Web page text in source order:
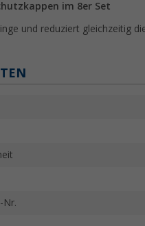
im 8er Set
und reduziert gleichzeitig
Nr.